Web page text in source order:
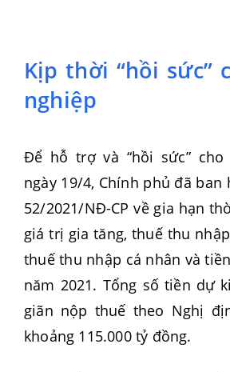
Kịp thời “hồi sức”
nghiệp
Để hỗ trợ và “hồi sức” cho
ngày 19/4, Chính phủ đã ban
52/2021/NĐ-CP về gia hạn
giá trị gia tăng, thuế thu
thuế thu nhập cá nhân và
năm 2021. Tổng số tiền dự
giãn nộp thuế theo Nghị
khoảng 115.000 tỷ đồng.